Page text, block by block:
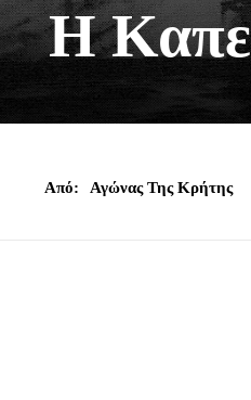
Η
Από: Αγώνας Της Κρήτης